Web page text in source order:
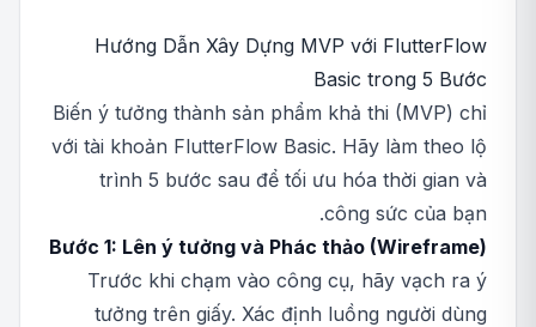
Hướng Dẫn Xây Dựng MVP với FlutterFlow
Basic trong 5 Bước
Biến ý tưởng thành sản phẩm khả thi (MVP) chỉ
với tài khoản FlutterFlow Basic. Hãy làm theo lộ
trình 5 bước sau để tối ưu hóa thời gian và
công sức của bạn.
Bước 1: Lên ý tưởng và Phác thảo (Wireframe)
Trước khi chạm vào công cụ, hãy vạch ra ý
tưởng trên giấy. Xác định luồng người dùng